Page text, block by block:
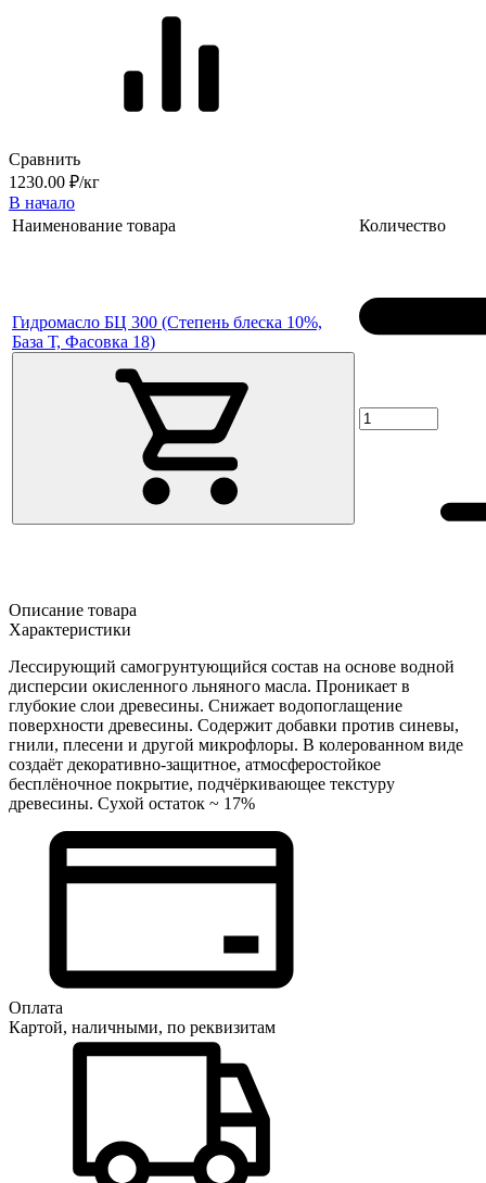
Сравнить
1230.00 ₽/кг
В начало
Наименование товара
Количество
Гидромасло БЦ 300 (Степень блеска 10%,
База Т, Фасовка 18)
Описание товара
Характеристики
Лессирующий самогрунтующийся состав на основе водной
дисперсии окисленного льняного масла. Проникает в
глубокие слои древесины. Снижает водопоглащение
поверхности древесины. Содержит добавки против синевы,
гнили, плесени и другой микрофлоры. В колерованном виде
создаёт декоративно-защитное, атмосферостойкое
бесплёночное покрытие, подчёркивающее текстуру
древесины. Сухой остаток ~ 17%
Оплата
Картой, наличными, по реквизитам